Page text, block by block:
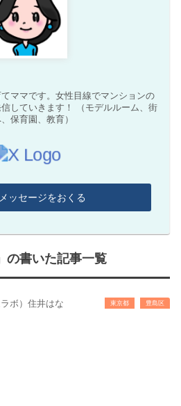
ママです。女性目線でマンションの
していきます！ （モデルルーム、街
保育園、教育）
ッセージをおくる
の書いた記事一覧
東京都 豊島区